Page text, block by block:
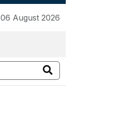
06 August 2026